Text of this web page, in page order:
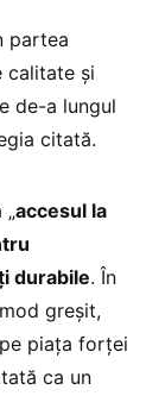
partea
calitate şi
de-a lungul
citată.
„accesul la
durabile. În
greșit,
piaţa forţei
ca un